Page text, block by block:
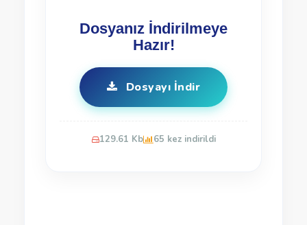
Dosyanız İndirilmeye
Hazır!
Dosyayı İndir
129.61 Kb 65 kez indirildi